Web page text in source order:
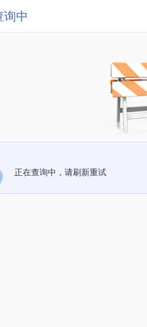
询中
正在查询中，请刷新重试